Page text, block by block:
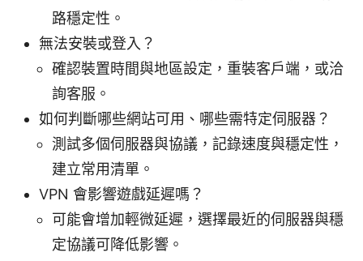
路穩定性。
無法安裝或登入？
確認裝置時間與地區設定，重裝客戶端，或洽
詢客服。
如何判斷哪些網站可用、哪些需特定伺服器？
測試多個伺服器與協議，記錄速度與穩定性，
建立常用清單。
VPN 會影響遊戲延遲嗎？
可能會增加輕微延遲，選擇最近的伺服器與穩
定協議可降低影響。